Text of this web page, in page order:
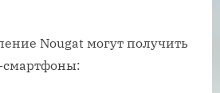
Nougat могут получить